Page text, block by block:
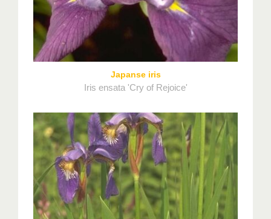
Japanse iris
Iris ensata 'Cry of Rejoice'